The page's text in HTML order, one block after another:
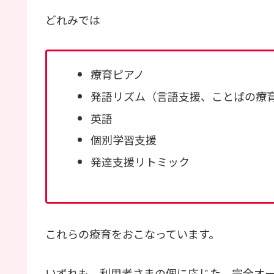
どれみでは
療育ピアノ
発語リズム（言語支援、ことばの療育
英語
個別学習支援
発達支援リトミック
これらの療育をおこなっています。